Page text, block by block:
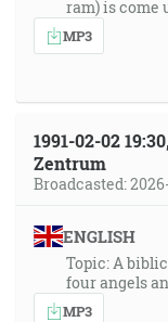
ram) is come
MP3
1991-02-02
Zentrum
Broadcasted:
ENGLISH
Topic: A
four angels
MP3